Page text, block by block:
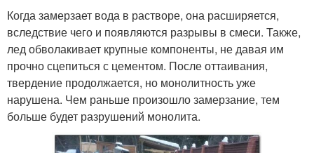
Когда замерзает вода в растворе, она расширяется,
вследствие чего и появляются разрывы в смеси. Также,
лед обволакивает крупные компоненты, не давая им
прочно сцепиться с цементом. После оттаивания,
твердение продолжается, но монолитность уже
нарушена. Чем раньше произошло замерзание, тем
больше будет разрушений монолита.